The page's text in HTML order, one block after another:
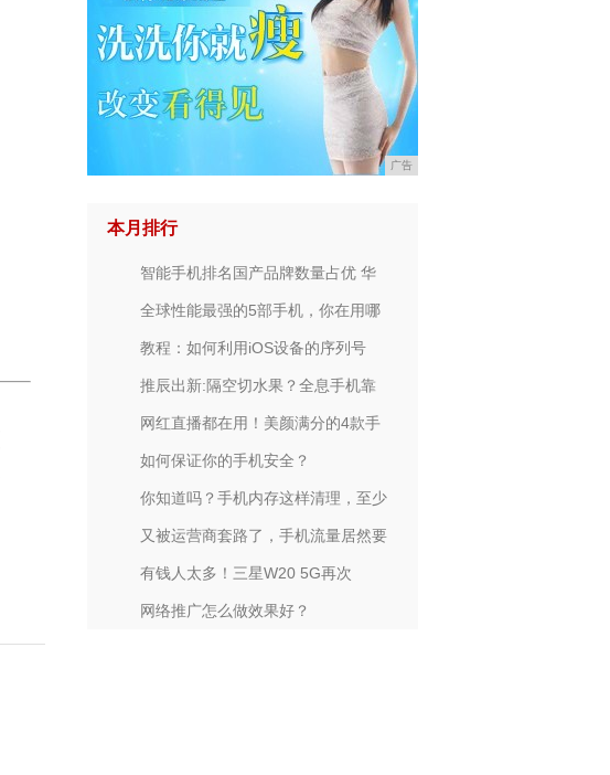
广告
本月排行
智能手机排名国产品牌数量占优 华
全球性能最强的5部手机，你在用哪
教程：如何利用iOS设备的序列号
推辰出新:隔空切水果？全息手机靠
网红直播都在用！美颜满分的4款手
如何保证你的手机安全？
你知道吗？手机内存这样清理，至少
又被运营商套路了，手机流量居然要
有钱人太多！三星W20 5G再次
网络推广怎么做效果好？